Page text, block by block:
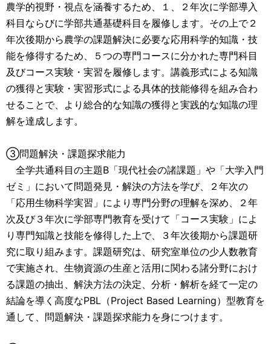
農学的視野・視点を涵養するため、１、２年次に学部導入
科目ならびに学部共通基礎科目を履修します。その上で２
年次後期から農学の課題解決に必要な応用科学的知識・技
能を修得するため、５つの専門コースに分かれた専門科目
及びコース実験・実習を履修します。講義形式による知識
の獲得と実験・実習形式による具体的技能修得を組み合わ
せることで、より総合的な知識の獲得と実践的な知識の理
解を達成します。
③問題解決・課題探求能力
全学共通科目の主題B「現代社会の諸課題」や「大学入門
ゼミ」において問題発見・解決の方法を学び、２年次の
「応用生物科学実習」により専門分野の理解を深め、２年
次及び３年次に学部専門教育を受けて「コース実験」によ
り専門知識と技能を修得した上で、３年次後期から課題研
究に取り組みます。課題研究は、研究室単位の少人数教育
で実施され、生物資源の生産と活用に関わる諸分野におけ
る課題の抽出、解決方法の決定、分析・解析を経て一定の
結論を導く高度なPBL（Project Based Learning）型教育を
通して、問題解決・課題探求能力を身につけます。